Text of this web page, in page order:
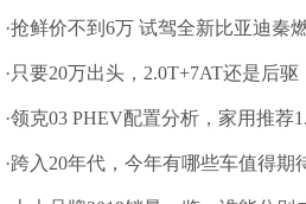
·抢鲜价不到6万 试驾全新比亚迪秦
·只要20万出头，2.0T+7AT还是后
值
·领克03 PHEV配置分析，家用推荐
·跨入20年代，今年有哪些车值得期